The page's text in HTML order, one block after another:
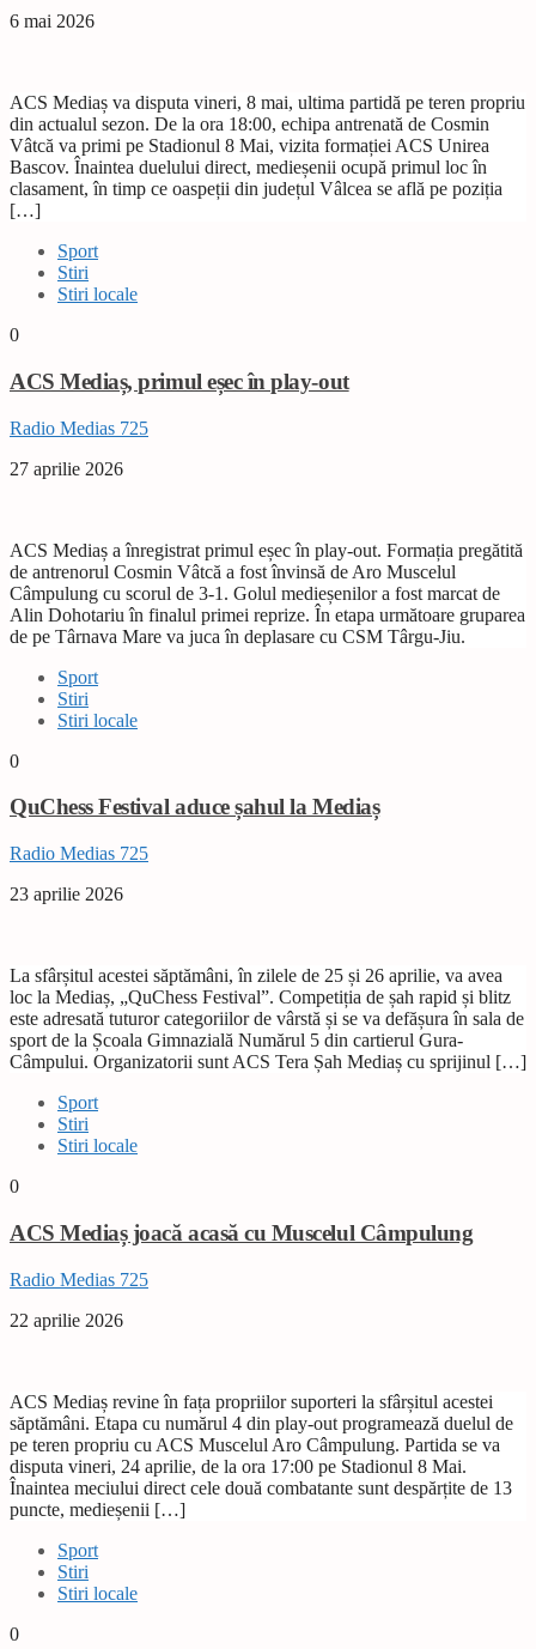
6 mai 2026
ACS Mediaș va disputa vineri, 8 mai, ultima partidă pe teren propriu
din actualul sezon. De la ora 18:00, echipa antrenată de Cosmin
Vâtcă va primi pe Stadionul 8 Mai, vizita formației ACS Unirea
Bascov. Înaintea duelului direct, medieșenii ocupă primul loc în
clasament, în timp ce oaspeții din județul Vâlcea se află pe poziția
[…]
Sport
Stiri
Stiri locale
0
ACS Mediaș, primul eșec în play-out
Radio Medias 725
27 aprilie 2026
ACS Mediaș a înregistrat primul eșec în play-out. Formația pregătită
de antrenorul Cosmin Vâtcă a fost învinsă de Aro Muscelul
Câmpulung cu scorul de 3-1. Golul medieșenilor a fost marcat de
Alin Dohotariu în finalul primei reprize. În etapa următoare gruparea
de pe Târnava Mare va juca în deplasare cu CSM Târgu-Jiu.
Sport
Stiri
Stiri locale
0
QuChess Festival aduce șahul la Mediaș
Radio Medias 725
23 aprilie 2026
La sfârșitul acestei săptămâni, în zilele de 25 și 26 aprilie, va avea
loc la Mediaș, „QuChess Festival”. Competiția de șah rapid și blitz
este adresată tuturor categoriilor de vârstă și se va defășura în sala de
sport de la Școala Gimnazială Numărul 5 din cartierul Gura-
Câmpului. Organizatorii sunt ACS Tera Șah Mediaș cu sprijinul […]
Sport
Stiri
Stiri locale
0
ACS Mediaș joacă acasă cu Muscelul Câmpulung
Radio Medias 725
22 aprilie 2026
ACS Mediaș revine în fața propriilor suporteri la sfârșitul acestei
săptămâni. Etapa cu numărul 4 din play-out programează duelul de
pe teren propriu cu ACS Muscelul Aro Câmpulung. Partida se va
disputa vineri, 24 aprilie, de la ora 17:00 pe Stadionul 8 Mai.
Înaintea meciului direct cele două combatante sunt despărțite de 13
puncte, medieșenii […]
Sport
Stiri
Stiri locale
0